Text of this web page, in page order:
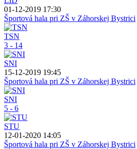
01-12-2019 17:30
Športová hala pri ZŠ v Záhorskej Bystrici
TSN
3 - 14
SNI
15-12-2019 19:45
Športová hala pri ZŠ v Záhorskej Bystrici
SNI
5 - 6
STU
12-01-2020 14:05
Športová hala pri ZŠ v Záhorskej Bystrici